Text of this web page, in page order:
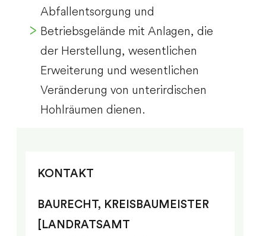
Abfallentsorgung und
Betriebsgelände mit Anlagen, die
der Herstellung, wesentlichen
Erweiterung und wesentlichen
Veränderung von unterirdischen
Hohlräumen dienen.
KONTAKT
BAURECHT, KREISBAUMEISTER
[LANDRATSAMT